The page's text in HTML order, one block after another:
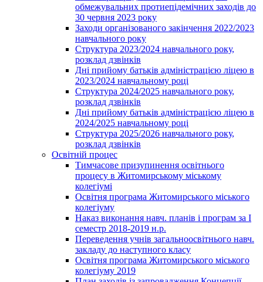
обмежувальних протиепідемічних заходів до
30 червня 2023 року
Заходи організованого закінчення 2022/2023
навчального року
Структура 2023/2024 навчального року,
розклад дзвінків
Дні прийому батьків адміністрацією ліцею в
2023/2024 навчальному році
Структура 2024/2025 навчального року,
розклад дзвінків
Дні прийому батьків адміністрацією ліцею в
2024/2025 навчальному році
Структура 2025/2026 навчального року,
розклад дзвінків
Освітній процес
Тимчасове призупинення освітнього
процесу в Житомирському міському
колегіумі
Освітня програма Житомирського міського
колегіуму
Наказ виконання навч. планів і програм за І
семестр 2018-2019 н.р.
Переведення учнів загальноосвітнього навч.
закладу до наступного класу
Освітня програма Житомирського міського
колегіуму 2019